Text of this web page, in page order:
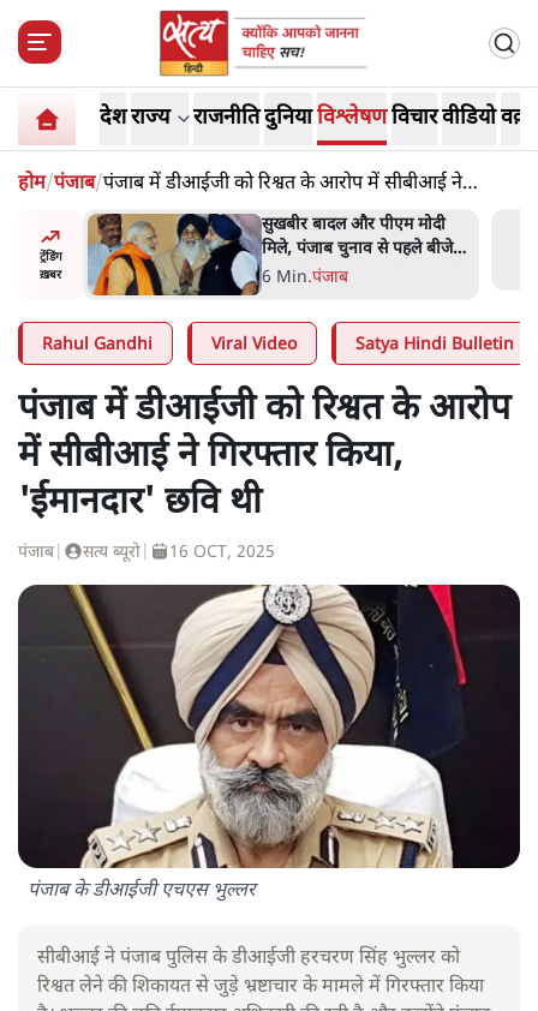
देशराज्य राजनीतिदुनियाविश्लेषणविचारवीडियो
होम/पंजाब/पंजाब में डीआईजी को रिश्वत के आरोप में सीबीआई ने
गिरफ्तार किया, 'ईमानदार' छवि थी
ट्रेंडिंग
ख़बर
रांची में
कर रही
सुखबीर बादल और पीएम मोदी
मिले, पंजाब चुनाव से पहले बीजेपी-
अकाली दल गठबंधन की अटकलें
6 Min.पंजाब
Rahul Gandhi Viral Video Satya Hindi Bulletin
पंजाब में डीआईजी को रिश्वत के आरोप
में सीबीआई ने गिरफ्तार किया,
'ईमानदार' छवि थी
पंजाब सत्य ब्यूरो 16 OCT, 2025
पंजाब के डीआईजी एचएस भुल्लर
सीबीआई ने पंजाब पुलिस के डीआईजी हरचरण सिंह भुल्लर को
रिश्वत लेने की शिकायत से जुड़े भ्रष्टाचार के मामले में गिरफ्तार किया